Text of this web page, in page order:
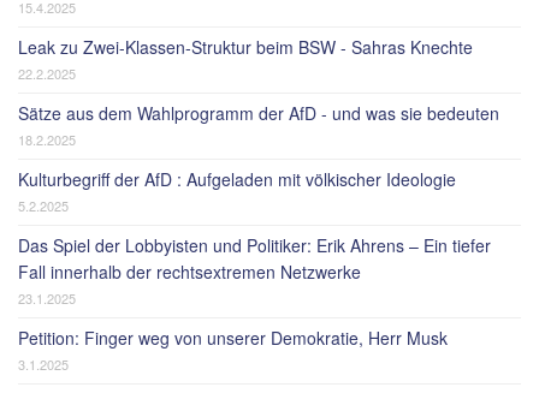
15.4.2025
Leak zu Zwei-Klassen-Struktur beim BSW - Sahras Knechte
22.2.2025
Sätze aus dem Wahlprogramm der AfD - und was sie bedeuten
18.2.2025
Kulturbegriff der AfD : Aufgeladen mit völkischer Ideologie
5.2.2025
Das Spiel der Lobbyisten und Politiker: Erik Ahrens – Ein tiefer
Fall innerhalb der rechtsextremen Netzwerke
23.1.2025
Petition: Finger weg von unserer Demokratie, Herr Musk
3.1.2025